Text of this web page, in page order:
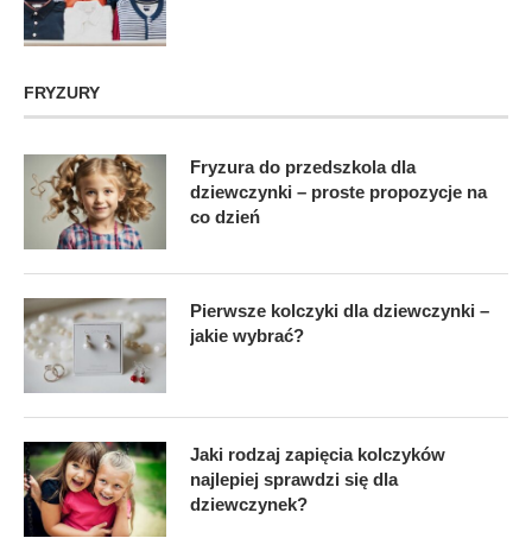
FRYZURY
Fryzura do przedszkola dla
dziewczynki – proste propozycje na
co dzień
Pierwsze kolczyki dla dziewczynki –
jakie wybrać?
Jaki rodzaj zapięcia kolczyków
najlepiej sprawdzi się dla
dziewczynek?